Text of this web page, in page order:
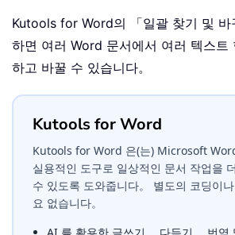
Kutools for Word의 「일괄 찾기 및
하면 여러 Word 문서에서 여러 텍스트
하고 바꿀 수 있습니다。
Kutools for Word
Kutools for Word 은(는) Microsoft
실용적인 도구로 일상적인 문서 작업을
수 있도록 도와줍니다。 별도의 코딩이
요 없습니다。